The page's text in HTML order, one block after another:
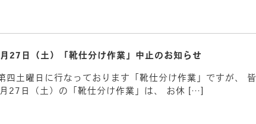
27日（土）「靴仕分け作業」中止のお知らせ
四土曜日に行なっております「靴仕分け作業」ですが、
27日（土）の「靴仕分け作業」は、 お休 […]